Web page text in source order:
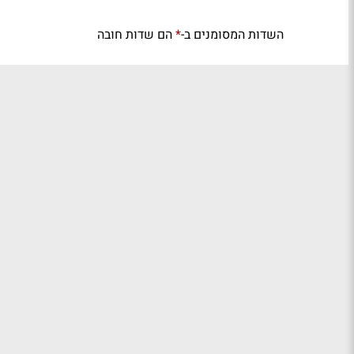
השדות המסומנים ב-*הם שדות חובה